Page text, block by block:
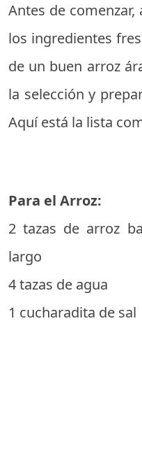
Antes de
los ingredientes
de un buen arroz
la selección y
Aquí está la lista
Para el Arroz:
2 tazas de arroz
largo
4 tazas de agua
1 cucharadita de sal